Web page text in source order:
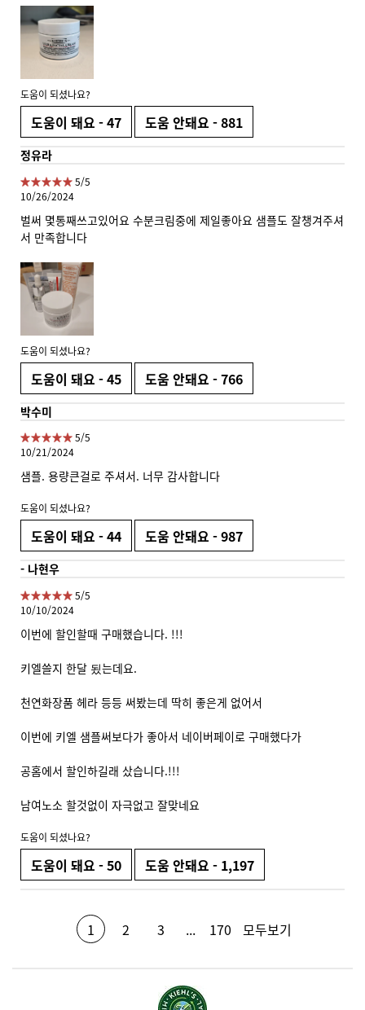
도움이 되셨나요?
도움이 돼요 -47 도움 안돼요 -881
정유라
5 out of 5 stars.
5/5
10/26/2024
벌써 몇통째쓰고있어요 수분크림중에 제일좋아요 샘플도 잘챙겨주셔
서 만족합니다
도움이 되셨나요?
도움이 돼요 -45 도움 안돼요 -766
박수미
5 out of 5 stars.
5/5
10/21/2024
샘플. 용량큰걸로 주셔서. 너무 감사합니다
도움이 되셨나요?
도움이 돼요 -44 도움 안돼요 -987
- 나현우
5 out of 5 stars.
5/5
10/10/2024
이번에 할인할때 구매했습니다. !!!
키엘쓸지 한달 됬는데요.
천연화장품 헤라 등등 써봤는데 딱히 좋은게 없어서
이번에 키엘 샘플써보다가 좋아서 네이버페이로 구매했다가
공홈에서 할인하길래 샀습니다.!!!
남여노소 할것없이 자극없고 잘맞네요
도움이 되셨나요?
도움이 돼요 -50 도움 안돼요 - 1,197
Page 1 of 170. Current page
1 2 3 ... 170 모두보기